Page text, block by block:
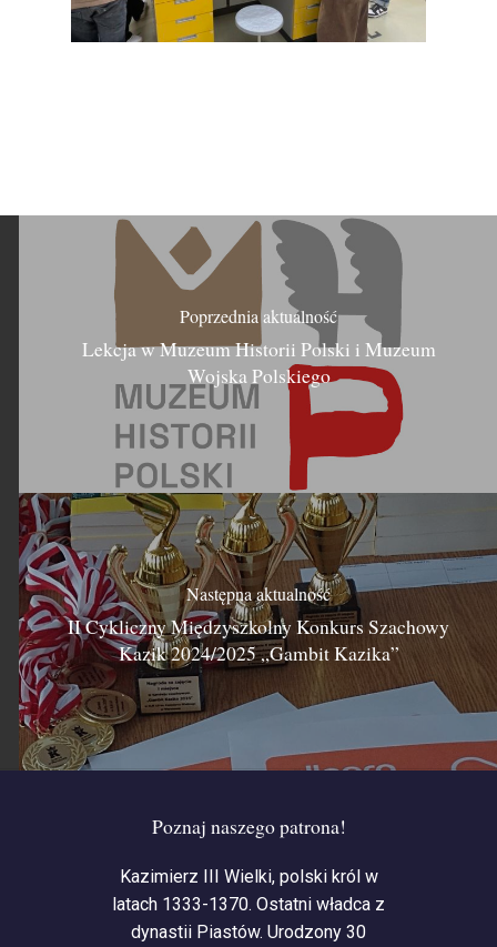
Poprzednia aktualność
Lekcja w Muzeum Historii Polski i Muzeum
Wojska Polskiego
Następna aktualność
II Cykliczny Międzyszkolny Konkurs Szachowy
Kazik 2024/2025 „Gambit Kazika”
Poznaj naszego patrona!
Kazimierz III Wielki, polski król w
latach 1333-1370. Ostatni władca z
dynastii Piastów. Urodzony 30